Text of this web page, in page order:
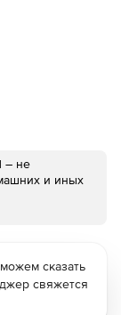
– не
и иных
сказать
свяжется